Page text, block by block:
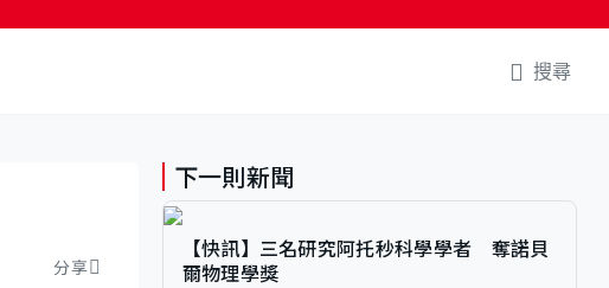
搜尋
分享
下一則新聞
【快訊】三名研究阿托秒科學學者 奪諾貝
爾物理學獎